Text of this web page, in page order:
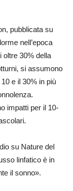
pubblicata su
nell’epoca
oltre 30% della
si assumono
e il 30% in più
impatti per il 10-
su Nature del
linfatico è in
il sonno».